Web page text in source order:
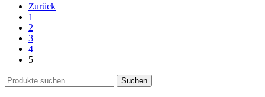
Zurück
1
2
3
4
5
Suchen
nach:
Suchen